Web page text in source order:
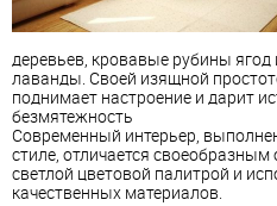
деревьев, кровавые рубины
лаванды. Своей изящной
поднимает настроение и дарит
безмятежность
Современный интерьер,
стиле, отличается
светлой цветовой палитрой и
качественных материалов.